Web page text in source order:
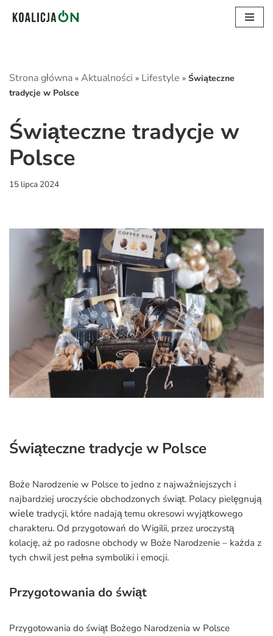
Strona główna » Aktualności » Lifestyle » Świąteczne
tradycje w Polsce
Świąteczne tradycje w
Polsce
15 lipca 2024
Świąteczne tradycje w Polsce
Boże Narodzenie w Polsce to jedno z najważniejszych i
najbardziej uroczyście obchodzonych świąt. Polacy pielęgnują
wiele tradycji, które nadają temu okresowi wyjątkowego
charakteru. Od przygotowań do Wigilii, przez uroczystą
kolację, aż po radosne obchody w Boże Narodzenie – każda z
tych chwil jest pełna symboliki i emocji.
Przygotowania do świąt
Przygotowania do świąt Bożego Narodzenia w Polsce